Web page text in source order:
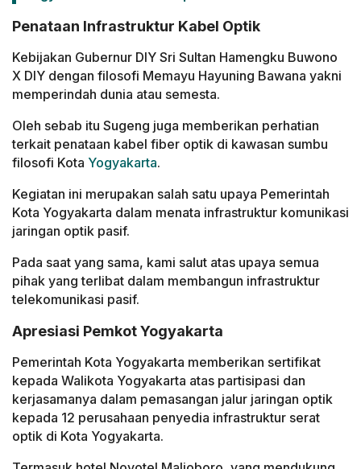
Penataan Infrastruktur Kabel Optik
Kebijakan Gubernur DIY Sri Sultan Hamengku Buwono
X DIY dengan filosofi Memayu Hayuning Bawana yakni
memperindah dunia atau semesta.
Oleh sebab itu Sugeng juga memberikan perhatian
terkait penataan kabel fiber optik di kawasan sumbu
filosofi Kota Yogyakarta.
Kegiatan ini merupakan salah satu upaya Pemerintah
Kota Yogyakarta dalam menata infrastruktur komunikasi
jaringan optik pasif.
Pada saat yang sama, kami salut atas upaya semua
pihak yang terlibat dalam membangun infrastruktur
telekomunikasi pasif.
Apresiasi Pemkot Yogyakarta
Pemerintah Kota Yogyakarta memberikan sertifikat
kepada Walikota Yogyakarta atas partisipasi dan
kerjasamanya dalam pemasangan jalur jaringan optik
kepada 12 perusahaan penyedia infrastruktur serat
optik di Kota Yogyakarta.